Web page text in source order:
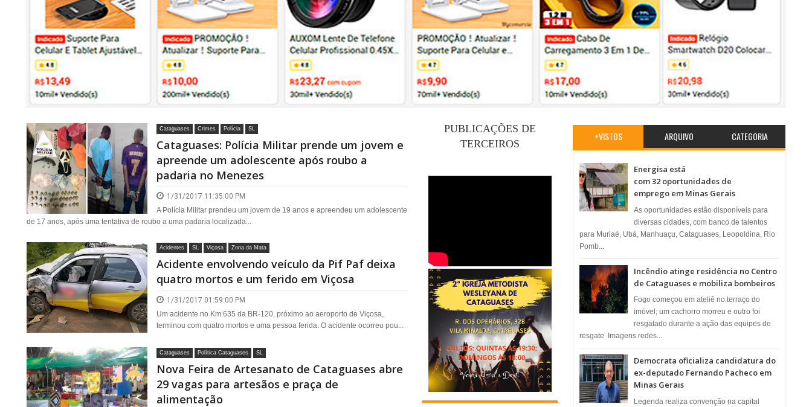
Cataguases Crimes Polícia SL
Cataguases: Polícia Militar prende um jovem e
apreende um adolescente após roubo a
padaria no Menezes
1/31/2017 11:35:00 PM
A Polícia Militar prendeu um jovem de 19 anos e apreendeu um adolescente
de 17 anos, após uma tentativa de roubo a uma padaria localizada...
Acidentes SL Viçosa Zona da Mata
Acidente envolvendo veículo da Pif Paf deixa
quatro mortos e um ferido em Viçosa
1/31/2017 01:59:00 PM
Um acidente no Km 635 da BR-120, próximo ao aeroporto de Viçosa,
terminou com quatro mortos e uma pessoa ferida. O acidente ocorreu pou...
Cataguases Política Cataguases SL
Nova Feira de Artesanato de Cataguases abre
29 vagas para artesãos e praça de
alimentação
+VISTOS ARQUIVO CATEGORIA
Energisa está
com 32 oportunidades de
emprego em Minas Gerais
As oportunidades estão disponíveis para
diversas cidades, com banco de talentos
para Muriaé, Ubá, Manhuaçu, Cataguases, Leopoldina, Rio
Pomb...
Incêndio atinge residência no Centro
de Cataguases e mobiliza bombeiros
​Fogo começou em ateliê no terraço do
imóvel; um cachorro morreu e outro foi
resgatado durante a ação das equipes de
resgate ​ Imagens redes...
Democrata oficializa candidatura do
ex-deputado Fernando Pacheco em
Minas Gerais
Legenda realiza convenção na capital
PUBLICAÇÕES DE
TERCEIROS